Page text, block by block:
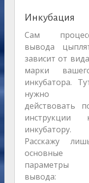
Инкубация
Сам
вывода
зависит от
марки
инкубатора.
нужно
действовать
инструкции
инкубатору.
Расскажу
основные
параметры
вывода: